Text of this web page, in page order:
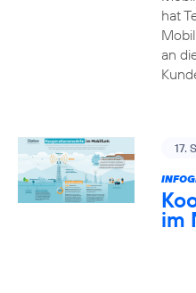
hat
an
17.
im